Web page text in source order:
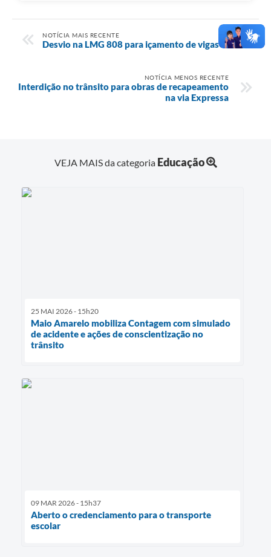
NOTÍCIA MAIS RECENTE
Desvio na LMG 808 para içamento de vigas
NOTÍCIA MENOS RECENTE
Interdição no trânsito para obras de recapeamento
na via Expressa
VEJA MAIS da categoria Educação
25 MAI 2026 - 15h20
Maio Amarelo mobiliza Contagem com simulado
de acidente e ações de conscientização no
trânsito
09 MAR 2026 - 15h37
Aberto o credenciamento para o transporte
escolar